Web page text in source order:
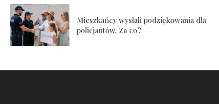
Mieszkańcy wysłali podziękowania dla
policjantów. Za co?